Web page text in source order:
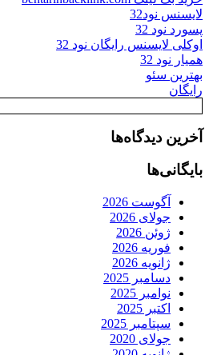
لایسنس نود32
پسورد نود 32
اوکلی لایسنس رایگان نود 32
همیار نود 32
بهترین سئو
رایگان
آخرین دیدگاه‌ها
بایگانی‌ها
آگوست 2026
جولای 2026
ژوئن 2026
فوریه 2026
ژانویه 2026
دسامبر 2025
نوامبر 2025
اکتبر 2025
سپتامبر 2025
جولای 2020